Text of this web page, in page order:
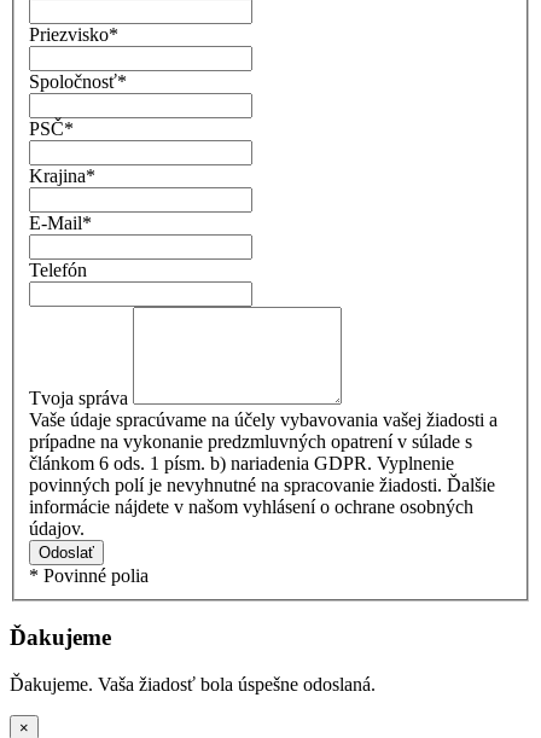
Priezvisko*
Spoločnosť*
PSČ*
Krajina*
E-Mail*
Telefón
Tvoja správa
Vaše údaje spracúvame na účely vybavovania vašej žiadosti a
prípadne na vykonanie predzmluvných opatrení v súlade s
článkom 6 ods. 1 písm. b) nariadenia GDPR. Vyplnenie
povinných polí je nevyhnutné na spracovanie žiadosti. Ďalšie
informácie nájdete v našom vyhlásení o ochrane osobných
údajov.
Odoslať
* Povinné polia
Ďakujeme
Ďakujeme. Vaša žiadosť bola úspešne odoslaná.
×